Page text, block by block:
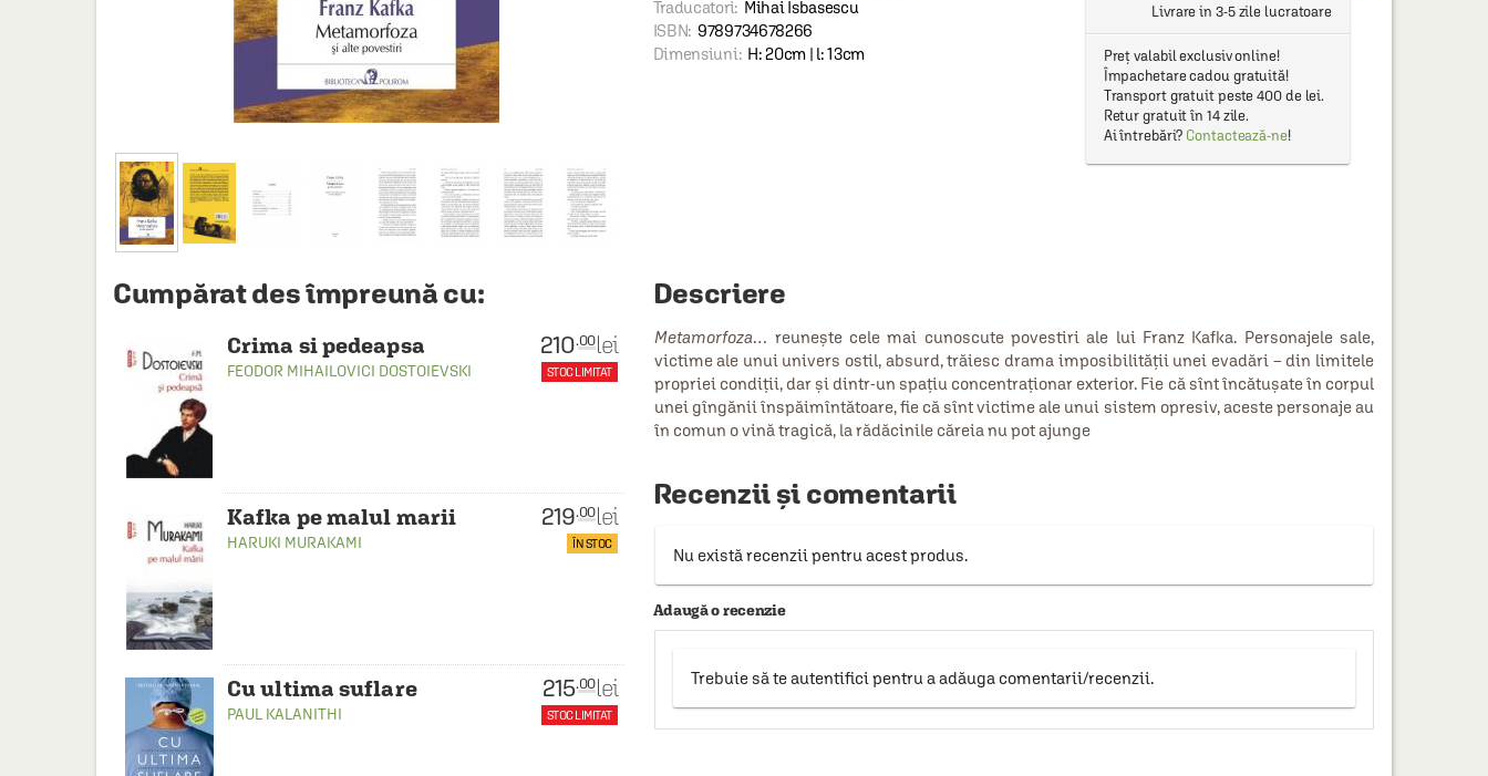
HAINE SI ACCESORII
BOARD GAMES
JOCURI SI JUCARII
COSMETICE
DISNEY
CURSURI LIMBI STRAINE
PROMOȚII ȘI SELECȚII
Traducatori: Mihai Isbasescu
ISBN: 9789734678266
Dimensiuni: H: 20cm | l: 13cm
Livrare in 3-5 zile lucratoare
Preț valabil exclusiv online!
Împachetare cadou gratuită!
Transport gratuit peste 400 de lei.
Retur gratuit în 14 zile.
Ai întrebări? Contactează-ne!
Cumpărat des împreună cu:
Crima si pedeapsa
FEODOR MIHAILOVICI DOSTOIEVSKI
210.00lei
STOC LIMITAT
Kafka pe malul marii
HARUKI MURAKAMI
219.00lei
ÎN STOC
Cu ultima suflare
PAUL KALANITHI
215.00lei
STOC LIMITAT
Descriere
Metamorfoza… reuneşte cele mai cunoscute povestiri ale lui Franz Kafka. Personajele sale,
victime ale unui univers ostil, absurd, trăiesc drama imposibilităţii unei evadări – din limitele
propriei condiţii, dar şi dintr-un spaţiu concentraţionar exterior. Fie că sînt încătuşate în corpul
unei gîngănii înspăimîntătoare, fie că sînt victime ale unui sistem opresiv, aceste personaje au
în comun o vină tragică, la rădăcinile căreia nu pot ajunge
Recenzii și comentarii
Nu există recenzii pentru acest produs.
Adaugă o recenzie
Trebuie să te autentifici pentru a adăuga comentarii/recenzii.